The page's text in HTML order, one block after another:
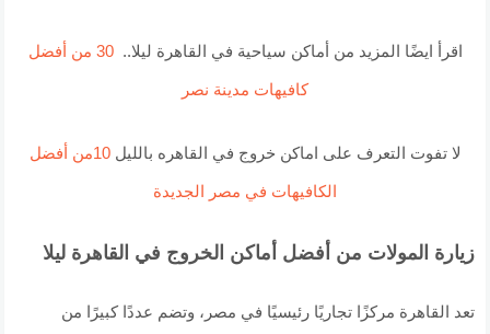
اقرأ ايضًا المزيد من أماكن سياحية في القاهرة ليلا.. 30 من أفضل
كافيهات مدينة نصر
لا تفوت التعرف على اماكن خروج في القاهره بالليل 10من أفضل
الكافيهات في مصر الجديدة
زيارة المولات من أفضل أماكن الخروج في القاهرة ليلا
تعد القاهرة مركزًا تجاريًا رئيسيًا في مصر، وتضم عددًا كبيرًا من